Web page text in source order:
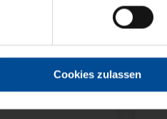
Cookies zulassen
4,95 €